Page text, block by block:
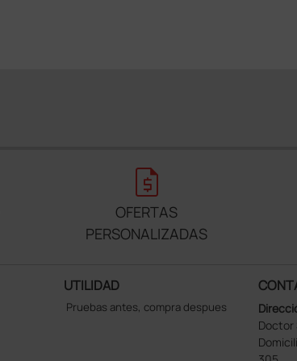
request_quote
OFERTAS
PERSONALIZADAS
UTILIDAD
Pruebas antes, compra despues
Doctor